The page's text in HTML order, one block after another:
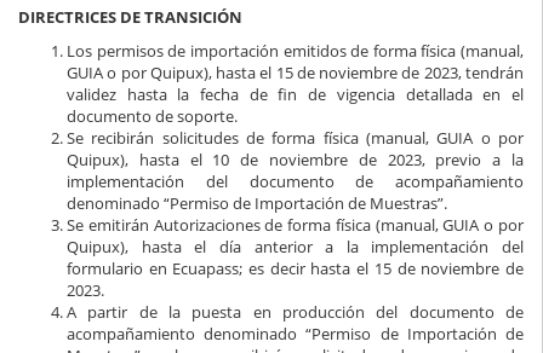
DIRECTRICES DE TRANSICIÓN
Los permisos de importación emitidos de forma física (manual,
GUIA o por Quipux), hasta el 15 de noviembre de 2023, tendrán
validez hasta la fecha de fin de vigencia detallada en el
documento de soporte.
Se recibirán solicitudes de forma física (manual, GUIA o por
Quipux), hasta el 10 de noviembre de 2023, previo a la
implementación del documento de acompañamiento
denominado “Permiso de Importación de Muestras”.
Se emitirán Autorizaciones de forma física (manual, GUIA o por
Quipux), hasta el día anterior a la implementación del
formulario en Ecuapass; es decir hasta el 15 de noviembre de
2023.
A partir de la puesta en producción del documento de
acompañamiento denominado “Permiso de Importación de